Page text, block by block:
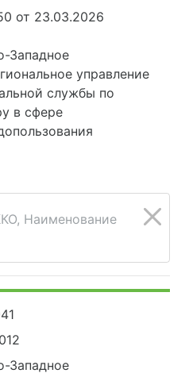
от 23.03.2026
Западное
управление
службы по
в сфере
Наименование
Западное